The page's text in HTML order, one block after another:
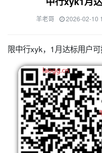
羊老哥 2026-02-10
限中行xyk，1月达标用户